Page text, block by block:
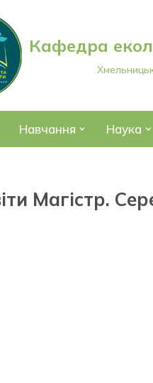
Кафедра
Навчання Наука
Магістр.